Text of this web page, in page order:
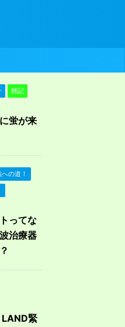
雑記
蛍が来
の道！
ってな
治療器
緊